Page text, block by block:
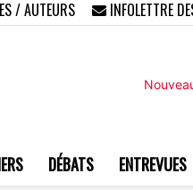
/ AUTEURS INFOLETTRE
DÉBATS ENTREVUES